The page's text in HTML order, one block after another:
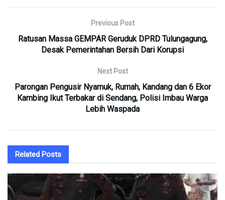
Previous Post
Ratusan Massa GEMPAR Geruduk DPRD Tulungagung,
Desak Pemerintahan Bersih Dari Korupsi
Next Post
Parongan Pengusir Nyamuk, Rumah, Kandang dan 6 Ekor
Kambing Ikut Terbakar di Sendang, Polisi Imbau Warga
Lebih Waspada
Related Posts